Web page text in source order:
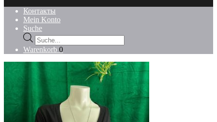
Контакты
Mein Konto
Suche
Products
search
Warenkorb 0